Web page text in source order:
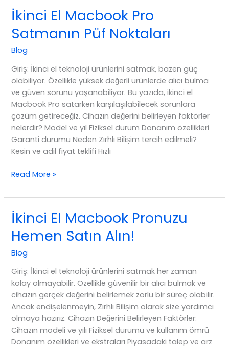
İkinci
El
Macbook
Pronuzu
Değerinde
Satın!
İkinci El Macbook Pro
Satmanın Püf Noktaları
Blog
Giriş: İkinci el teknoloji ürünlerini satmak, bazen güç
olabiliyor. Özellikle yüksek değerli ürünlerde alıcı bulma
ve güven sorunu yaşanabiliyor. Bu yazıda, ikinci el
Macbook Pro satarken karşılaşılabilecek sorunlara
çözüm getireceğiz. Cihazın değerini belirleyen faktörler
nelerdir? Model ve yıl Fiziksel durum Donanım özellikleri
Garanti durumu Neden Zırhlı Bilişim tercih edilmeli?
Kesin ve adil fiyat teklifi Hızlı
İkinci
Macbook
Pro
Satmanın
Püf
Noktaları
Read More »
İkinci El Macbook Pronuzu
Hemen Satın Alın!
Blog
Giriş: İkinci el teknoloji ürünlerini satmak her zaman
kolay olmayabilir. Özellikle güvenilir bir alıcı bulmak ve
cihazın gerçek değerini belirlemek zorlu bir süreç olabilir.
Ancak endişelenmeyin, Zırhlı Bilişim olarak size yardımcı
olmaya hazırız. Cihazın Değerini Belirleyen Faktörler:
Cihazın modeli ve yılı Fiziksel durumu ve kullanım ömrü
Donanım özellikleri ve ekstraları Piyasadaki talep ve arz